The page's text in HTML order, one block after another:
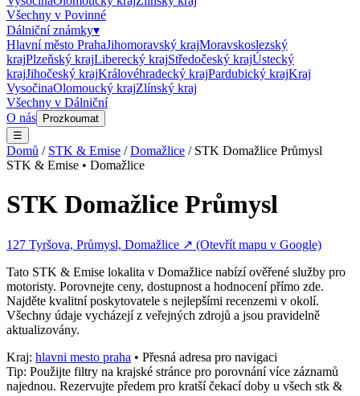
Všechny v Povinné
Dálniční známky▾
Hlavní město PrahaJihomoravský krajMoravskoslezský
krajPlzeňský krajLiberecký krajStředočeský krajÚstecký
krajJihočeský krajKrálovéhradecký krajPardubický krajKraj
VysočinaOlomoucký krajZlínský kraj
Všechny v Dálniční
O nás
Prozkoumat
☰
Domů / STK & Emise /Domažlice / STK Domažlice Průmysl
STK & Emise • Domažlice
STK Domažlice Průmysl
127 Tyršova, Průmysl, Domažlice ↗ (Otevřít mapu v Google)
Tato STK & Emise lokalita v Domažlice nabízí ověřené služby pro
motoristy. Porovnejte ceny, dostupnost a hodnocení přímo zde.
Najděte kvalitní poskytovatele s nejlepšími recenzemi v okolí.
Všechny údaje vycházejí z veřejných zdrojů a jsou pravidelně
aktualizovány.
Kraj: hlavni mesto praha • Přesná adresa pro navigaci
Tip: Použijte filtry na krajské stránce pro porovnání více záznamů
najednou. Rezervujte předem pro kratší čekací doby u všech stk &